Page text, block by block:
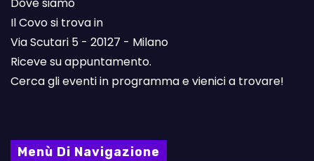
Il Covo si trova in
Via Scutari 5 - 20127 - Milano
Riceve su appuntamento.
Cerca gli eventi in programma e vienici a trovare!
Menù Di Navigazione